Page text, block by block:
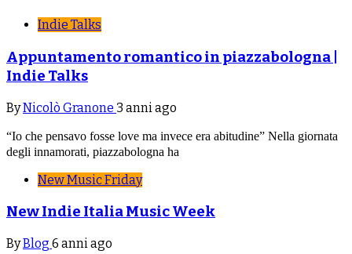
Indie Talks
Appuntamento romantico in piazzabologna |
Indie Talks
ByNicolò Granone 3 anni ago
“Io che pensavo fosse love ma invece era abitudine” Nella giornata
degli innamorati, piazzabologna ha
New Music Friday
New Indie Italia Music Week
ByBlog 6 anni ago